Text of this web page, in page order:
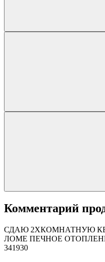
Комментарий
СДАЮ 2ХКОМНАТНУЮ
ЛОМЕ ПЕЧНОЕ
341930